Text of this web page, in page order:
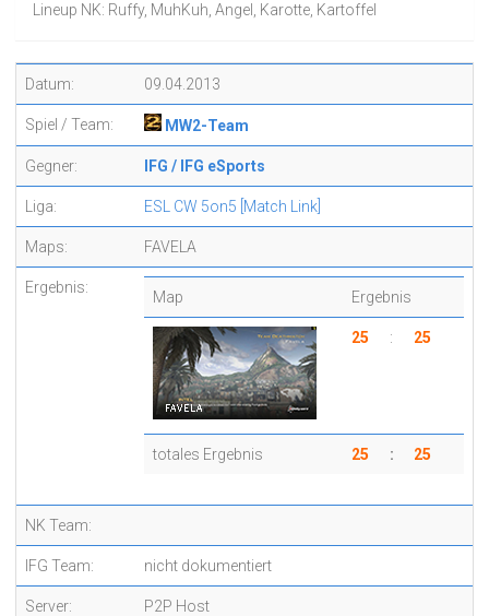
Lineup NK: Ruffy, MuhKuh, Angel, Karotte, Kartoffel
Datum: 09.04.2013
Spiel / Team: MW2-Team
Gegner: IFG / IFG eSports
Liga: ESL CW 5on5 [Match Link]
Maps: FAVELA
Ergebnis:
Map Ergebnis
25 : 25
totales Ergebnis 25 : 25
NK Team:
IFG Team: nicht dokumentiert
Server: P2P Host